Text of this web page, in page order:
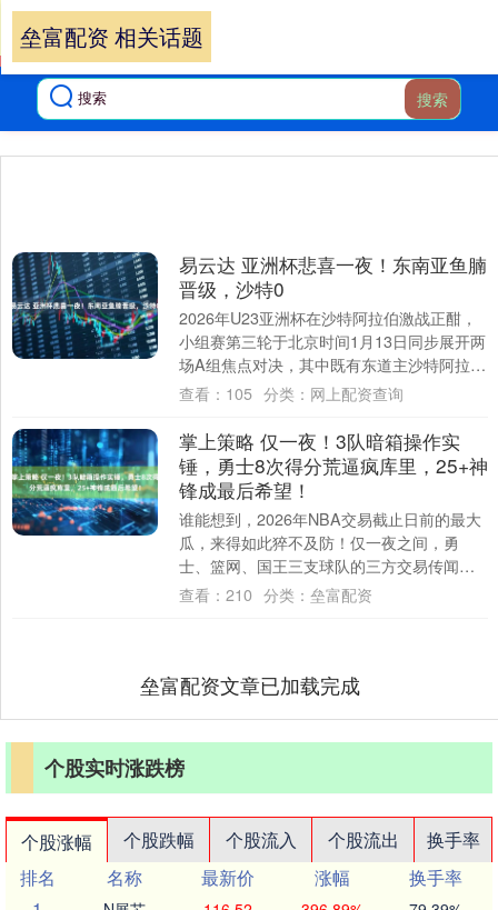
搜索
垒富配资 相关话题
易云达 亚洲杯悲喜一夜！东南亚鱼腩
晋级，沙特0
2026年U23亚洲杯在沙特阿拉伯激战正酣，
小组赛第三轮于北京时间1月13日同步展开两
场A组焦点对决，其中既有东道主沙特阿拉伯
U23坐镇主场迎战越南U23的遭遇....
查看： 105 分类： 网上配资查询
掌上策略 仅一夜！3队暗箱操作实
锤，勇士8次得分荒逼疯库里，25+神
锋成最后希望！
谁能想到，2026年NBA交易截止日前的最大
瓜，来得如此猝不及防！仅一夜之间，勇
士、篮网、国王三支球队的三方交易传闻就
炸穿了篮球圈，而这一切的核心，全是为了
查看： 210 分类： 垒富配资
垒富配资文章已加载完成
个股实时涨跌榜
个股涨幅 个股跌幅 个股流入 个股流出
换手率
排名
名称 最新价 涨幅
换手率